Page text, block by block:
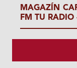
MAGAZÍN
FM TU RADIO